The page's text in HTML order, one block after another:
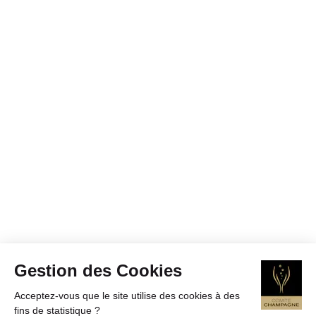
Gestion des Cookies
Acceptez-vous que le site utilise des cookies à des
fins de statistique ?